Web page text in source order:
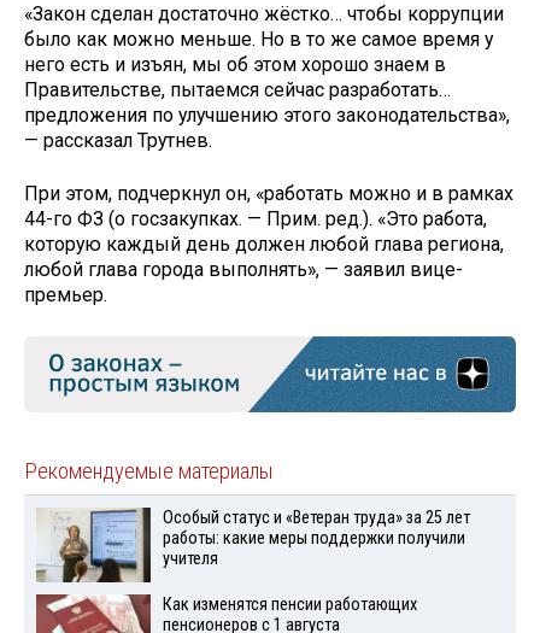
«Закон сделан достаточно жёстко… чтобы коррупции
было как можно меньше. Но в то же самое время у
него есть и изъян, мы об этом хорошо знаем в
Правительстве, пытаемся сейчас разработать…
предложения по улучшению этого законодательства»,
— рассказал Трутнев.
При этом, подчеркнул он, «работать можно и в рамках
44-го ФЗ (о госзакупках. — Прим. ред.). «Это работа,
которую каждый день должен любой глава региона,
любой глава города выполнять», — заявил вице-
премьер.
Рекомендуемые материалы
Особый статус и «Ветеран труда» за 25 лет
работы: какие меры поддержки получили
учителя
Как изменятся пенсии работающих
пенсионеров с 1 августа